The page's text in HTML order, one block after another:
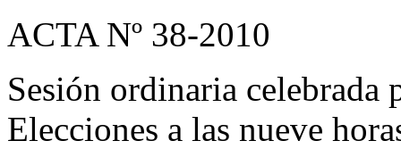
ACTA Nº 38-2010
Sesión ordinaria
Elecciones a las nueve